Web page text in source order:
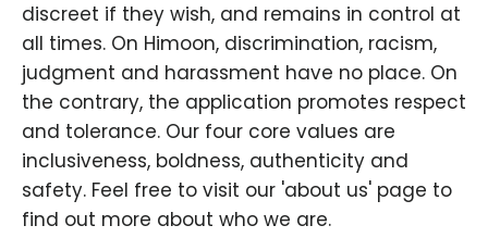
discreet if they wish, and remains in control at
all times. On Himoon, discrimination, racism,
judgment and harassment have no place. On
the contrary, the application promotes respect
and tolerance. Our four core values are
inclusiveness, boldness, authenticity and
safety. Feel free to visit our 'about us' page to
find out more about who we are.